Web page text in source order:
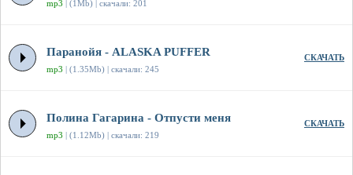
mp3 | (1Mb) | скачали: 201
Паранойя - ALASKA PUFFER
mp3 | (1.35Mb) | скачали: 245
СКАЧАТЬ
Полина Гагарина - Отпусти меня
mp3 | (1.12Mb) | скачали: 219
СКАЧАТЬ